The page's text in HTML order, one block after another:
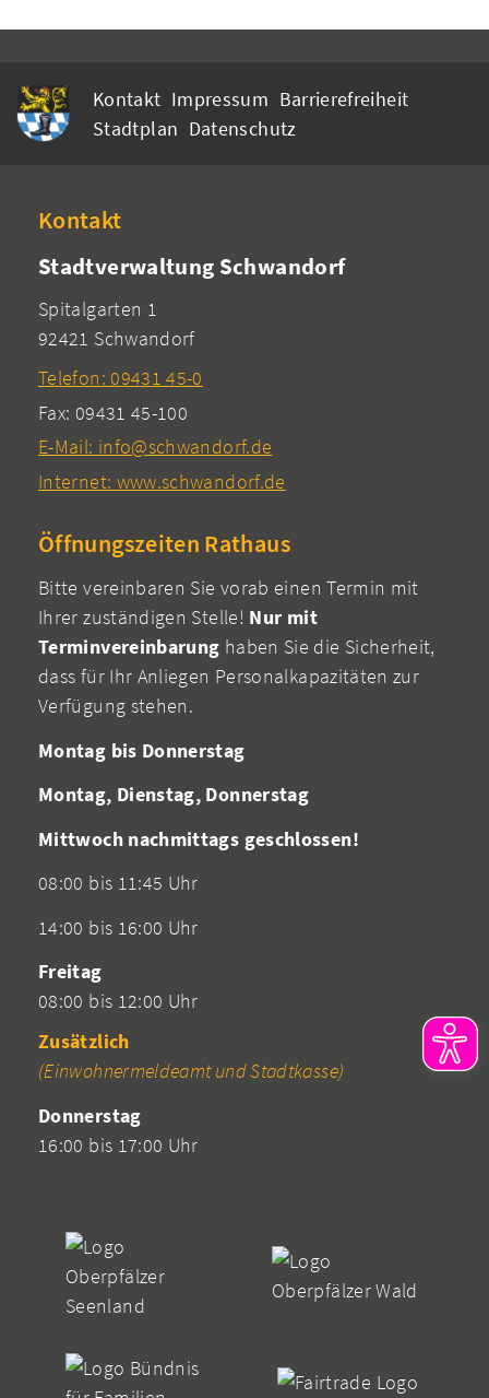
Kontakt Impressum Barrierefreiheit
Stadtplan Datenschutz
Kontakt
Stadtverwaltung Schwandorf
Spitalgarten 1
92421 Schwandorf
Telefon: 09431 45-0
Fax: 09431 45-100
E-Mail: info@schwandorf.de
Internet: www.schwandorf.de
Öffnungszeiten Rathaus
Bitte vereinbaren Sie vorab einen Termin mit
Ihrer zuständigen Stelle! Nur mit
Terminvereinbarung haben Sie die Sicherheit,
dass für Ihr Anliegen Personalkapazitäten zur
Verfügung stehen.
Montag bis Donnerstag
Montag, Dienstag, Donnerstag
Mittwoch nachmittags geschlossen!
08:00 bis 11:45 Uhr
14:00 bis 16:00 Uhr
Freitag
08:00 bis 12:00 Uhr
Zusätzlich
(Einwohnermeldeamt und Stadtkasse)
Donnerstag
16:00 bis 17:00 Uhr